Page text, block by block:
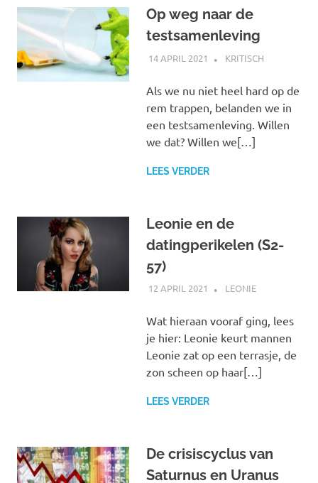
Op weg naar de
testsamenleving
14 APRIL 2021 MARJOLEIN
KRITISCH
Als we nu niet heel hard op de
rem trappen, belanden we in
een testsamenleving. Willen
we dat? Willen we[…]
LEES VERDER
Leonie en de
datingperikelen (S2-
57)
12 APRIL 2021 MARJOLEIN
LEONIE
Wat hieraan vooraf ging, lees
je hier: Leonie keurt mannen
Leonie zat op een terrasje, de
zon scheen op haar[…]
LEES VERDER
De crisiscyclus van
Saturnus en Uranus